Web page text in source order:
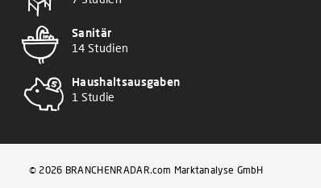
Sanitär
14 Studien
Haushaltsausgaben
1 Studie
© 2026 BRANCHENRADAR.com Marktanalyse GmbH